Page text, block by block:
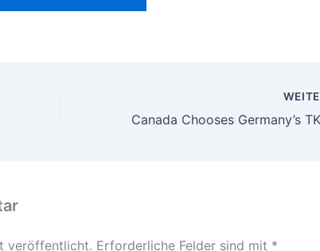
veröffentlicht. Erforderliche Felder sind mit *